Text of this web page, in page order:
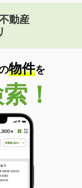
動産
物件を
！